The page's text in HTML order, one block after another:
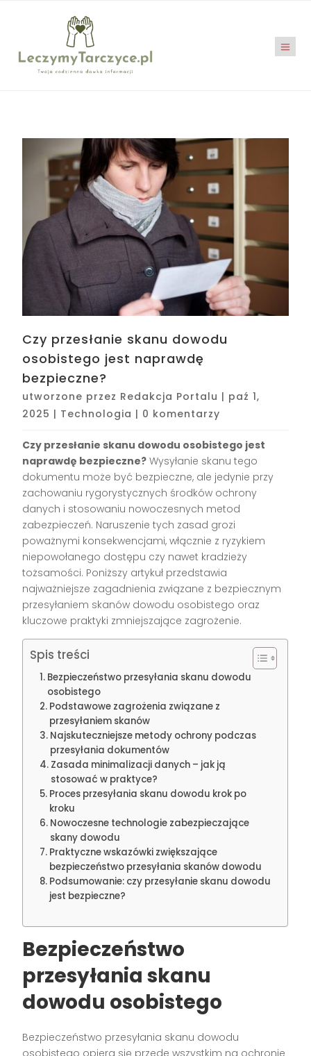
Czy przesłanie skanu dowodu
osobistego jest naprawdę
bezpieczne?
utworzone przez Redakcja Portalu | paź 1,
2025 | Technologia | 0 komentarzy
Czy przesłanie skanu dowodu osobistego jest
naprawdę bezpieczne? Wysyłanie skanu tego
dokumentu może być bezpieczne, ale jedynie przy
zachowaniu rygorystycznych środków ochrony
danych i stosowaniu nowoczesnych metod
zabezpieczeń. Naruszenie tych zasad grozi
poważnymi konsekwencjami, włącznie z ryzykiem
niepowołanego dostępu czy nawet kradzieży
tożsamości. Poniższy artykuł przedstawia
najważniejsze zagadnienia związane z bezpiecznym
przesyłaniem skanów dowodu osobistego oraz
kluczowe praktyki zmniejszające zagrożenie.
Spis treści
Bezpieczeństwo przesyłania skanu dowodu
osobistego
Podstawowe zagrożenia związane z
przesyłaniem skanów
Najskuteczniejsze metody ochrony podczas
przesyłania dokumentów
Zasada minimalizacji danych – jak ją
stosować w praktyce?
Proces przesyłania skanu dowodu krok po
kroku
Nowoczesne technologie zabezpieczające
skany dowodu
Praktyczne wskazówki zwiększające
bezpieczeństwo przesyłania skanów dowodu
Podsumowanie: czy przesyłanie skanu dowodu
jest bezpieczne?
Bezpieczeństwo
przesyłania skanu
dowodu osobistego
Bezpieczeństwo przesyłania skanu dowodu
osobistego opiera się przede wszystkim na ochronie